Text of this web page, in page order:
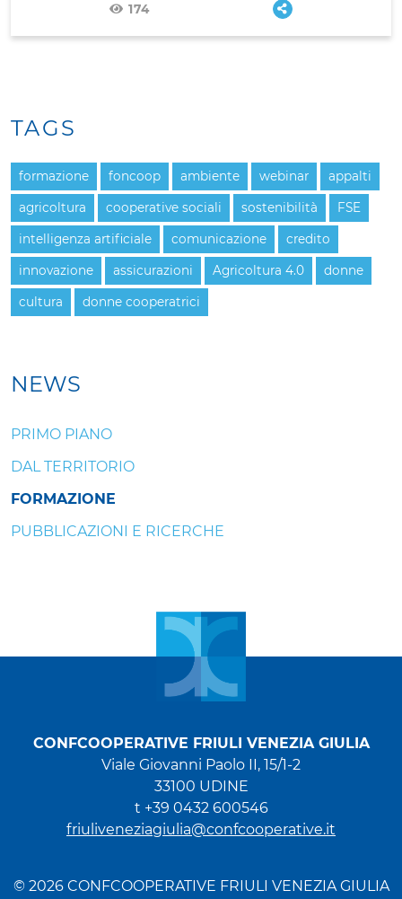
174
NEWS
PRIMO PIANO
DAL TERRITORIO
FORMAZIONE
PUBBLICAZIONI E RICERCHE
TAGS
formazione foncoop ambiente webinar appalti
agricoltura cooperative sociali sostenibilità FSE
intelligenza artificiale comunicazione credito
innovazione assicurazioni Agricoltura 4.0 donne
cultura donne cooperatrici
CONFCOOPERATIVE FRIULI VENEZIA GIULIA
Viale Giovanni Paolo II, 15/1-2
33100 UDINE
t +39 0432 600546
friuliveneziagiulia@confcooperative.it
© 2026 CONFCOOPERATIVE FRIULI VENEZIA GIULIA